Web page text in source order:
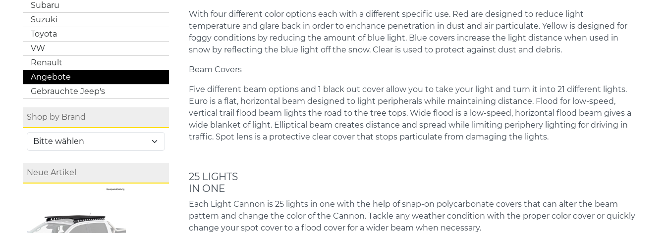
Subaru
Suzuki
Toyota
VW
Renault
Angebote
Gebrauchte Jeep's
Shop by Brand
Neue Artikel
With four different color options each with a different specific use. Red are designed to reduce light
temperature and glare back in order to enchance penetration in dust and air particulate. Yellow is designed for
foggy conditions by reducing the amount of blue light. Blue covers increase the light distance when used in
snow by reflecting the blue light off the snow. Clear is used to protect against dust and debris.
Beam Covers
Five different beam options and 1 black out cover allow you to take your light and turn it into 21 different lights.
Euro is a flat, horizontal beam designed to light peripherals while maintaining distance. Flood for low-speed,
vertical trail flood beam lights the road to the tree tops. Wide flood is a low-speed, horizontal flood beam gives a
wide blanket of light. Elliptical beam creates distance and spread while limiting periphery lighting for driving in
traffic. Spot lens is a protective clear cover that stops particulate from damaging the lights.
25 LIGHTS
IN ONE
Each Light Cannon is 25 lights in one with the help of snap-on polycarbonate covers that can alter the beam
pattern and change the color of the Cannon. Tackle any weather condition with the proper color cover or quickly
change your spot cover to a flood cover for a wider beam when necessary.